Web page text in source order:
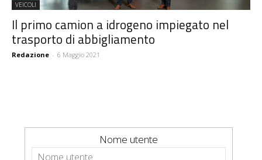
VEICOLI
Il primo camion a idrogeno impiegato nel
trasporto di abbigliamento
Redazione - 6 Maggio 2021
Nome utente